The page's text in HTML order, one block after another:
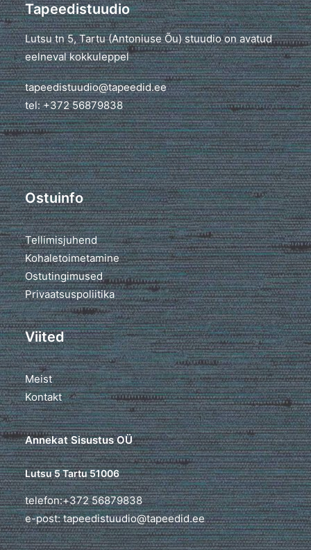
Tapeedistuudio
Lutsu tn 5, Tartu (Antoniuse Õu) stuudio on avatud
eelneval kokkuleppel
tapeedistuudio@tapeedid.ee
tel: +372 56879838
Ostuinfo
Tellimisjuhend
Kohaletoimetamine
Ostutingimused
Privaatsuspoliitika
Viited
Meist
Kontakt
Annekat Sisustus OÜ
Lutsu 5 Tartu 51006
telefon:+372 56879838
e-post: tapeedistuudio@tapeedid.ee